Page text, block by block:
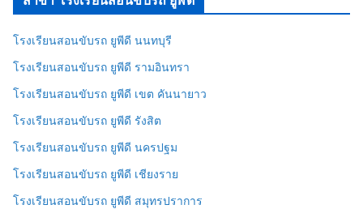
โรงเรียนสอนขับรถ ยูพีดี นนทบุรี
โรงเรียนสอนขับรถ ยูพีดี รามอินทรา
โรงเรียนสอนขับรถ ยูพีดี เขต คันนายาว
โรงเรียนสอนขับรถ ยูพีดี รังสิต
โรงเรียนสอนขับรถ ยูพีดี นครปฐม
โรงเรียนสอนขับรถ ยูพีดี เชียงราย
โรงเรียนสอนขับรถ ยูพีดี สมุทรปราการ